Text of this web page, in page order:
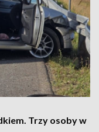
Trzy osoby w